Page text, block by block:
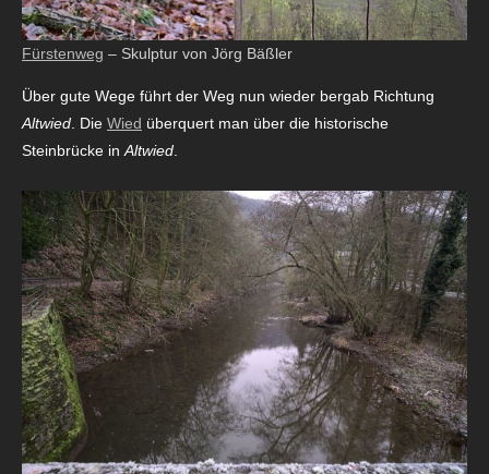
Fürstenweg – Skulptur von Jörg Bäßler
Über gute Wege führt der Weg nun wieder bergab Richtung
Altwied . Die Wied überquert man über die historische
Steinbrücke in Altwied